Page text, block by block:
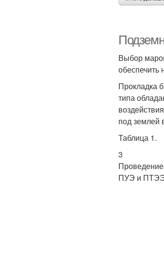
Выбор
Прокладка
типа
под землей
Таблица 1.
3
ПУЭ и